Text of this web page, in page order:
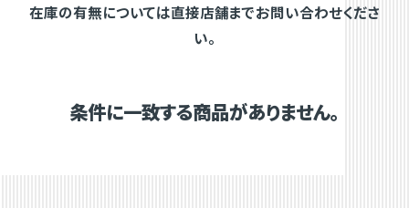
在庫の有無については直接店舗までお問い合わせくださ
い。
条件に一致する商品がありません。